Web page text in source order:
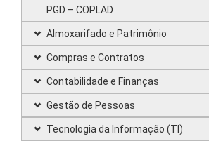
PGD – COPLAD
Almoxarifado e Patrimônio
Compras e Contratos
Contabilidade e Finanças
Gestão de Pessoas
Tecnologia da Informação (TI)